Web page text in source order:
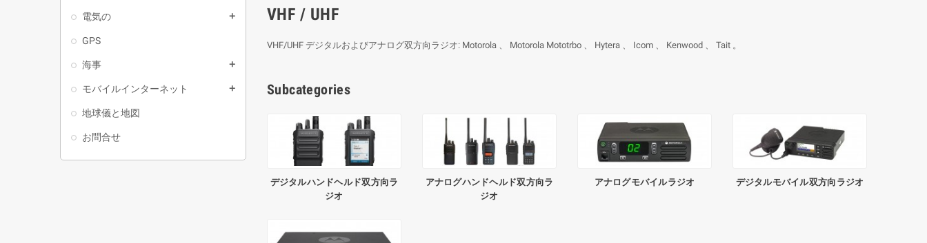
電気の add
GPS
海事 add
モバイルインターネット add
地球儀と地図
お問合せ
VHF / UHF
VHF/UHF デジタルおよびアナログ双方向ラジオ: Motorola 、 Motorola Mototrbo 、 Hytera 、 Icom 、 Kenwood 、 Tait 。
Subcategories
デジタルハンドヘルド双方向ラ
ジオ
アナログハンドヘルド双方向ラ
ジオ
アナログモバイルラジオ デジタルモバイル双方向ラジオ